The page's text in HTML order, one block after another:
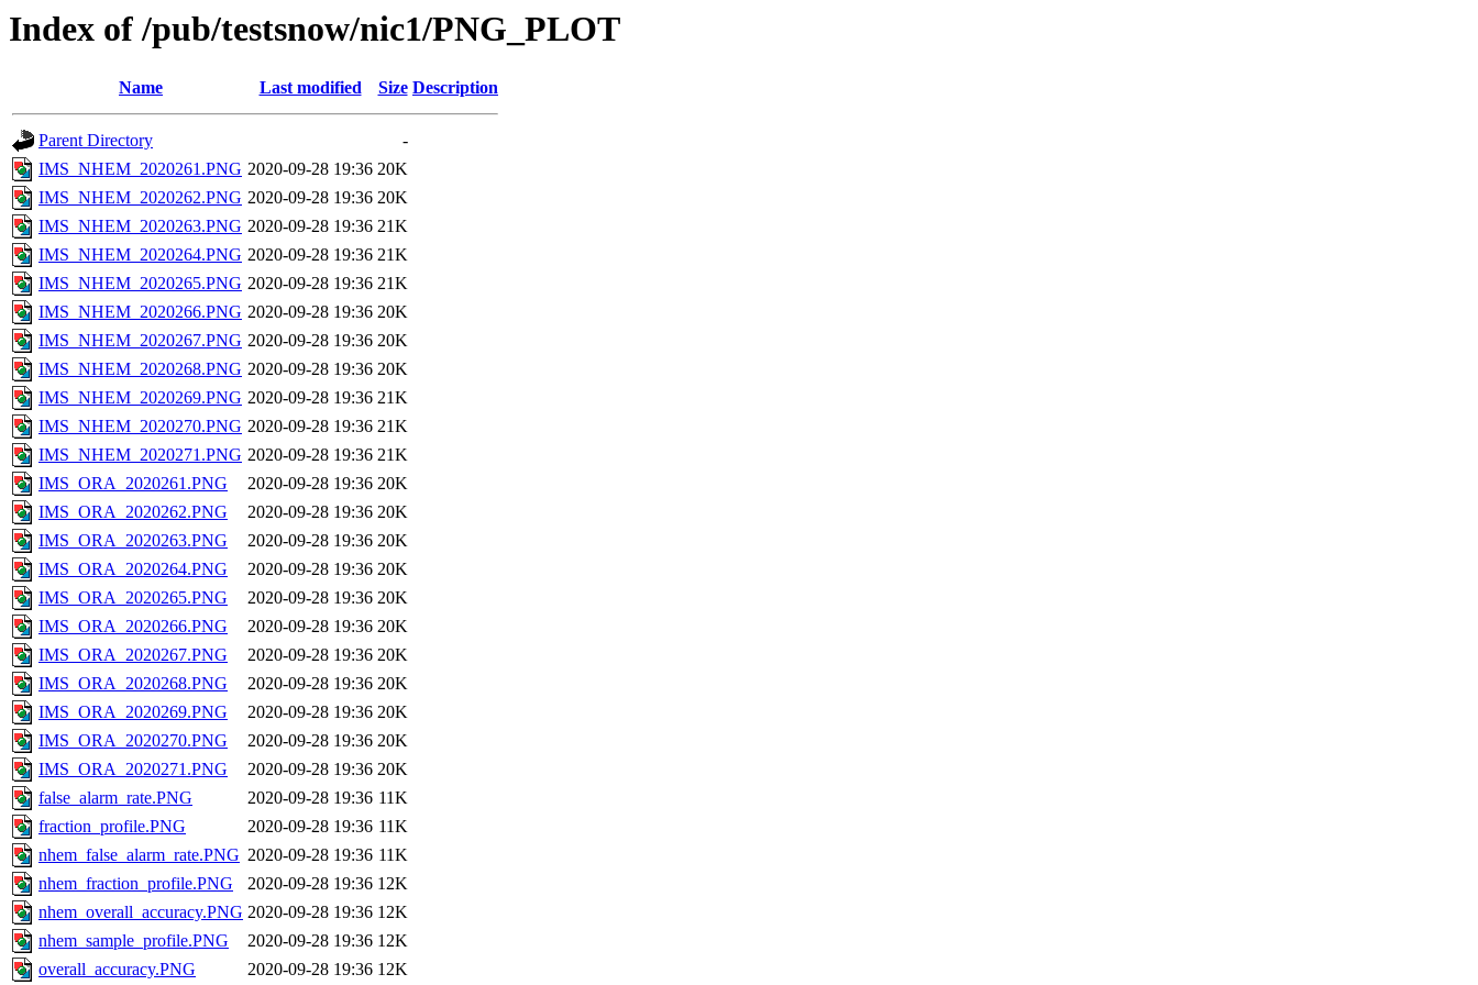
Index of /pub/testsnow/nic1/PNG_PLOT
Name Last modified Size Description
Parent Directory
-
IMS_NHEM_2020261.PNG 2020-09-28 19:36 20K
IMS_NHEM_2020262.PNG 2020-09-28 19:36 20K
IMS_NHEM_2020263.PNG 2020-09-28 19:36 21K
IMS_NHEM_2020264.PNG 2020-09-28 19:36 21K
IMS_NHEM_2020265.PNG 2020-09-28 19:36 21K
IMS_NHEM_2020266.PNG 2020-09-28 19:36 20K
IMS_NHEM_2020267.PNG 2020-09-28 19:36 20K
IMS_NHEM_2020268.PNG 2020-09-28 19:36 20K
IMS_NHEM_2020269.PNG 2020-09-28 19:36 21K
IMS_NHEM_2020270.PNG 2020-09-28 19:36 21K
IMS_NHEM_2020271.PNG 2020-09-28 19:36 21K
IMS_ORA_2020261.PNG
2020-09-28 19:36 20K
IMS_ORA_2020262.PNG
2020-09-28 19:36 20K
IMS_ORA_2020263.PNG
2020-09-28 19:36 20K
IMS_ORA_2020264.PNG
2020-09-28 19:36 20K
IMS_ORA_2020265.PNG
2020-09-28 19:36 20K
IMS_ORA_2020266.PNG
2020-09-28 19:36 20K
IMS_ORA_2020267.PNG
2020-09-28 19:36 20K
IMS_ORA_2020268.PNG
2020-09-28 19:36 20K
IMS_ORA_2020269.PNG
2020-09-28 19:36 20K
IMS_ORA_2020270.PNG
2020-09-28 19:36 20K
IMS_ORA_2020271.PNG
2020-09-28 19:36 20K
false_alarm_rate.PNG
2020-09-28 19:36 11K
fraction_profile.PNG
2020-09-28 19:36 11K
nhem_false_alarm_rate.PNG 2020-09-28 19:36 11K
nhem_fraction_profile.PNG
2020-09-28 19:36 12K
nhem_overall_accuracy.PNG 2020-09-28 19:36 12K
nhem_sample_profile.PNG
2020-09-28 19:36 12K
overall_accuracy.PNG
2020-09-28 19:36 12K